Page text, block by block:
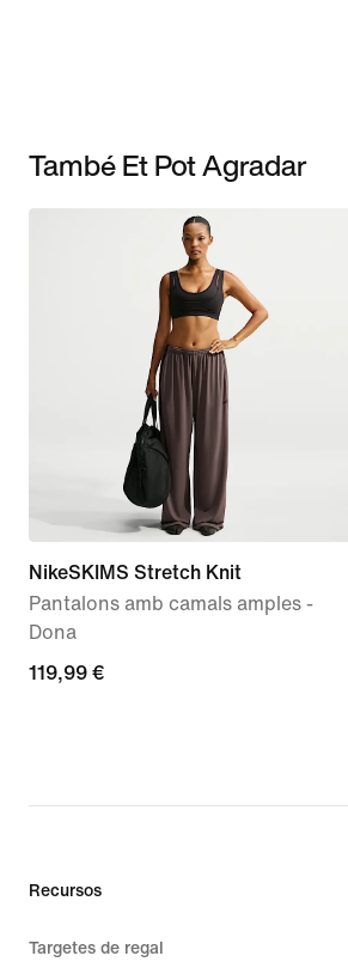
També Et Pot Agradar
NikeSKIMS Stretch Knit
Pantalons amb camals amples -
Dona
119,99 €
119,99 €
Recursos
Targetes de regal